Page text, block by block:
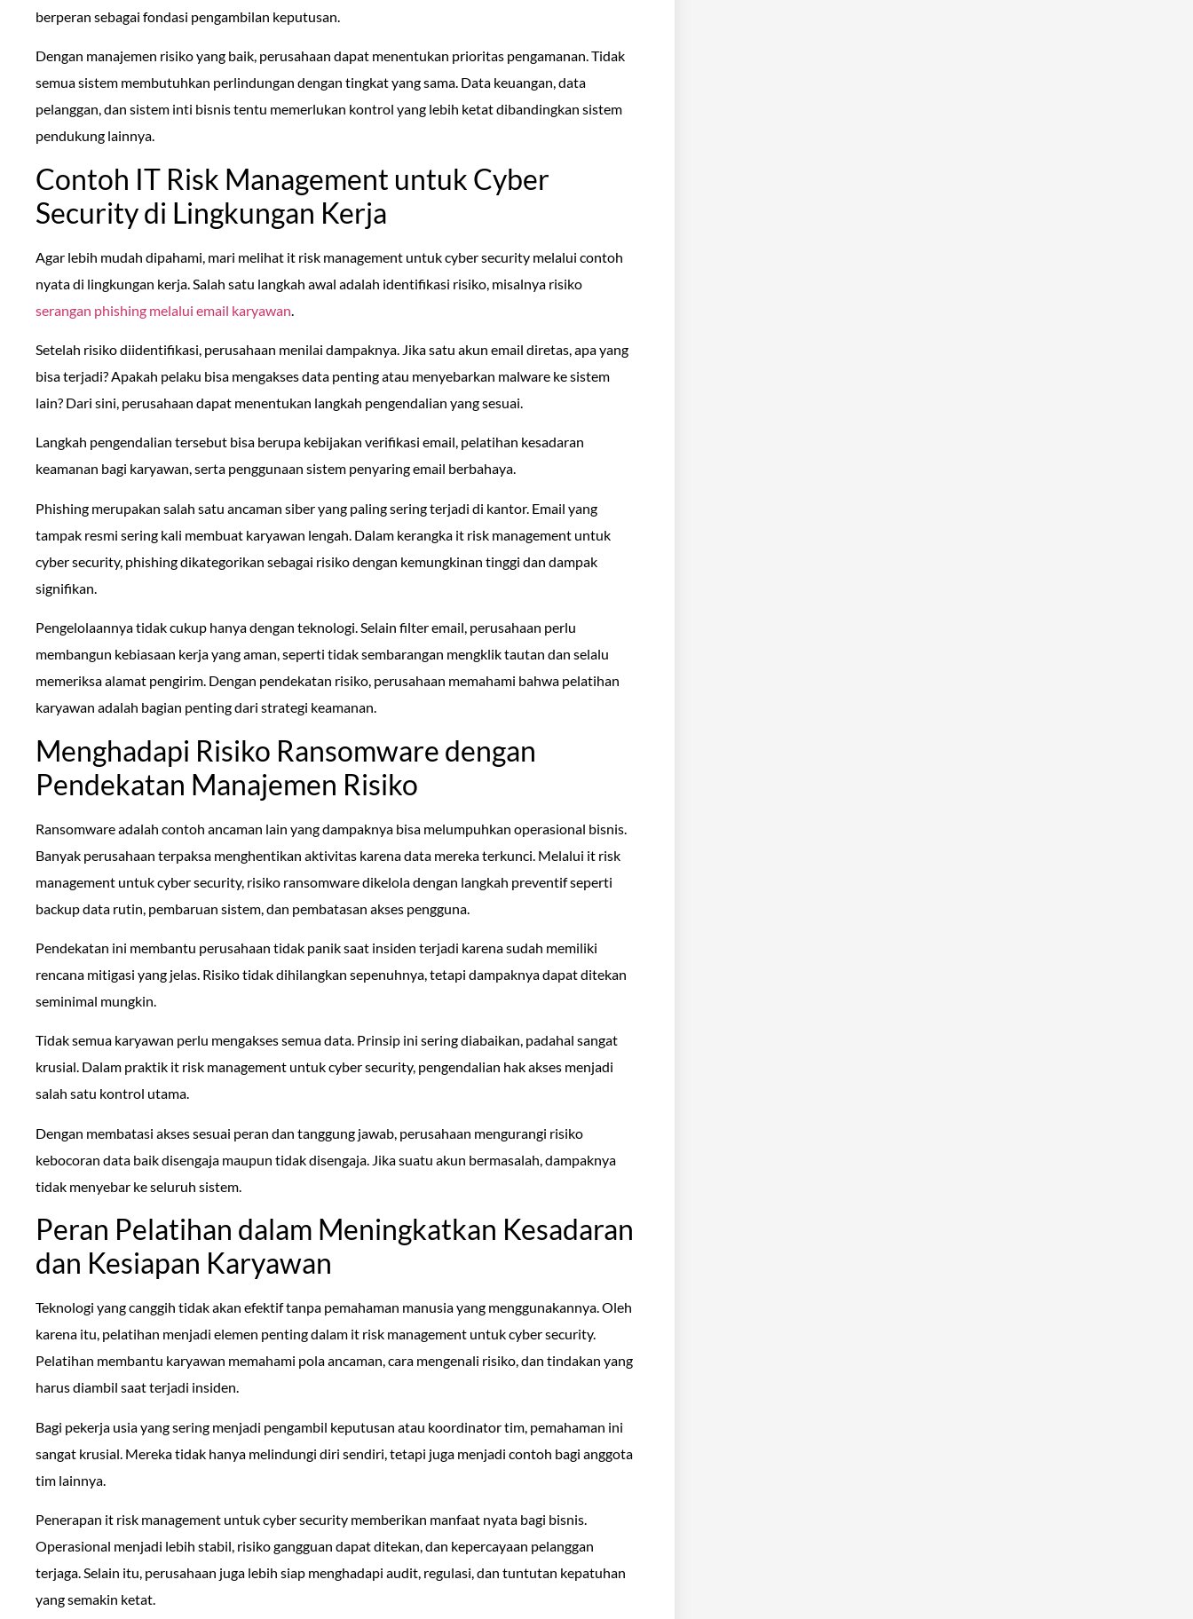
berperan sebagai fondasi pengambilan keputusan.
Dengan manajemen risiko yang baik, perusahaan dapat menentukan prioritas pengamanan. Tidak
semua sistem membutuhkan perlindungan dengan tingkat yang sama. Data keuangan, data
pelanggan, dan sistem inti bisnis tentu memerlukan kontrol yang lebih ketat dibandingkan sistem
pendukung lainnya.
Contoh IT Risk Management untuk Cyber
Security di Lingkungan Kerja
Agar lebih mudah dipahami, mari melihat it risk management untuk cyber security melalui contoh
nyata di lingkungan kerja. Salah satu langkah awal adalah identifikasi risiko, misalnya risiko
serangan phishing melalui email karyawan
Setelah risiko diidentifikasi, perusahaan menilai dampaknya. Jika satu akun email diretas, apa yang
bisa terjadi? Apakah pelaku bisa mengakses data penting atau menyebarkan malware ke sistem
lain? Dari sini, perusahaan dapat menentukan langkah pengendalian yang sesuai.
Langkah pengendalian tersebut bisa berupa kebijakan verifikasi email, pelatihan kesadaran
keamanan bagi karyawan, serta penggunaan sistem penyaring email berbahaya.
Phishing merupakan salah satu ancaman siber yang paling sering terjadi di kantor. Email yang
tampak resmi sering kali membuat karyawan lengah. Dalam kerangka it risk management untuk
cyber security, phishing dikategorikan sebagai risiko dengan kemungkinan tinggi dan dampak
signifikan.
Pengelolaannya tidak cukup hanya dengan teknologi. Selain filter email, perusahaan perlu
membangun kebiasaan kerja yang aman, seperti tidak sembarangan mengklik tautan dan selalu
memeriksa alamat pengirim. Dengan pendekatan risiko, perusahaan memahami bahwa pelatihan
karyawan adalah bagian penting dari strategi keamanan.
Menghadapi Risiko Ransomware dengan
Pendekatan Manajemen Risiko
Ransomware adalah contoh ancaman lain yang dampaknya bisa melumpuhkan operasional bisnis.
Banyak perusahaan terpaksa menghentikan aktivitas karena data mereka terkunci. Melalui it risk
management untuk cyber security, risiko ransomware dikelola dengan langkah preventif seperti
backup data rutin, pembaruan sistem, dan pembatasan akses pengguna.
Pendekatan ini membantu perusahaan tidak panik saat insiden terjadi karena sudah memiliki
rencana mitigasi yang jelas. Risiko tidak dihilangkan sepenuhnya, tetapi dampaknya dapat ditekan
seminimal mungkin.
Tidak semua karyawan perlu mengakses semua data. Prinsip ini sering diabaikan, padahal sangat
krusial. Dalam praktik it risk management untuk cyber security, pengendalian hak akses menjadi
salah satu kontrol utama.
Dengan membatasi akses sesuai peran dan tanggung jawab, perusahaan mengurangi risiko
kebocoran data baik disengaja maupun tidak disengaja. Jika suatu akun bermasalah, dampaknya
tidak menyebar ke seluruh sistem.
Peran Pelatihan dalam Meningkatkan Kesadaran
dan Kesiapan Karyawan
Teknologi yang canggih tidak akan efektif tanpa pemahaman manusia yang menggunakannya. Oleh
karena itu, pelatihan menjadi elemen penting dalam it risk management untuk cyber security.
Pelatihan membantu karyawan memahami pola ancaman, cara mengenali risiko, dan tindakan yang
harus diambil saat terjadi insiden.
Bagi pekerja usia yang sering menjadi pengambil keputusan atau koordinator tim, pemahaman ini
sangat krusial. Mereka tidak hanya melindungi diri sendiri, tetapi juga menjadi contoh bagi anggota
tim lainnya.
Penerapan it risk management untuk cyber security memberikan manfaat nyata bagi bisnis.
Operasional menjadi lebih stabil, risiko gangguan dapat ditekan, dan kepercayaan pelanggan
terjaga. Selain itu, perusahaan juga lebih siap menghadapi audit, regulasi, dan tuntutan kepatuhan
yang semakin ketat.